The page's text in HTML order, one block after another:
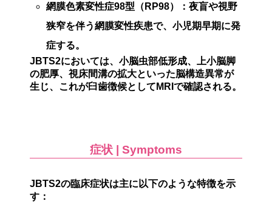
網膜色素変性症98型（RP98）
：夜盲や視野
狭窄を伴う網膜変性疾患で、小児期早期に発
症する。
JBTS2においては、 小脳虫部低形成、上小脳脚
の肥厚、視床間溝の拡大といった脳構造異常が
生じ、これが臼歯徴候としてMRIで確認される。
症状 | Symptoms
JBTS2の臨床症状は主に以下のような特徴を示
す：